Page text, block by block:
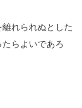
離れられぬとした
らよいであろ